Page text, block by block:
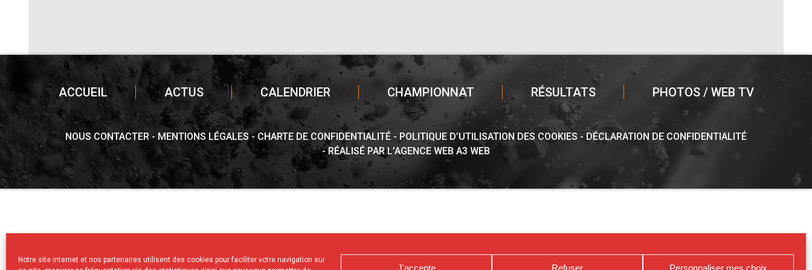
Notre site internet et nos partenaires utilisent des cookies pour faciliter votre navigation sur
J'accepte Refuser Personnaliser mes choix
ACCUEIL ACTUS CALENDRIER CHAMPIONNAT RÉSULTATS PHOTOS / WEB TV
NOUS CONTACTER MENTIONS LÉGALES CHARTE DE CONFIDENTIALITÉ POLITIQUE D’UTILISATION DES COOKIES
DÉCLARATION DE CONFIDENTIALITÉ
RÉALISÉ PAR L’AGENCE WEB A3 WEB